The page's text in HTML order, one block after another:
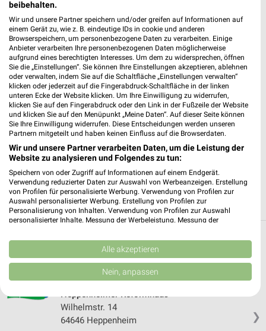
Filialen in der Umgebung
3 Filialen
❯
Wilhelmstr. 14
64646 Heppenheim
beibehalten.
Wir und unsere Partner speichern und/oder greifen auf Informationen auf
einem Gerät zu, wie z. B. eindeutige IDs in cookie und anderen
Browserspeichern, um personenbezogene Daten zu verarbeiten. Einige
Anbieter verarbeiten Ihre personenbezogenen Daten möglicherweise
aufgrund eines berechtigten Interesses. Um dem zu widersprechen, öffnen
Sie die „Einstellungen“. Sie können Ihre Einstellungen akzeptieren, ablehnen
oder verwalten, indem Sie auf die Schaltfläche „Einstellungen verwalten“
klicken oder jederzeit auf die Fingerabdruck-Schaltfläche in der linken
unteren Ecke der Website klicken. Um Ihre Einwilligung zu widerrufen,
klicken Sie auf den Fingerabdruck oder den Link in der Fußzeile der Website
und klicken Sie auf den Menüpunkt „Meine Daten“. Auf dieser Seite können
Sie Ihre Einwilligung widerrufen. Diese Entscheidungen werden unseren
Partnern mitgeteilt und haben keinen Einfluss auf die Browserdaten.
Wir und unsere Partner verarbeiten Daten, um die Leistung der
Website zu analysieren und Folgendes zu tun:
Speichern von oder Zugriff auf Informationen auf einem Endgerät.
Verwendung reduzierter Daten zur Auswahl von Werbeanzeigen. Erstellung
von Profilen für personalisierte Werbung. Verwendung von Profilen zur
Auswahl personalisierter Werbung. Erstellung von Profilen zur
Personalisierung von Inhalten. Verwendung von Profilen zur Auswahl
personalisierter Inhalte. Messung der Werbeleistung. Messung der
Kombinationen von Daten aus verschiedenen Quellen. Entwicklung und
Verbesserung der Angebote. Verwendung reduzierter Daten zur Auswahl
von Inhalten.
Daten können außerhalb der Europäischen Union weitergegeben und in die
USA gesendet werden.
Website/App.
Partnerliste anzeigen (1 IAB-Anbieter)
Alle akzeptieren
Nein, anpassen